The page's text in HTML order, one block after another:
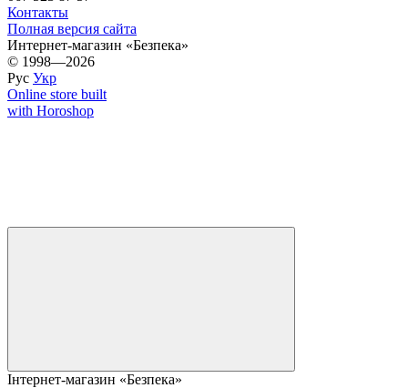
Контакты
Полная версия сайта
Интернет-магазин «Безпека»
© 1998—2026
Рус Укр
Online store built
with Horoshop
Інтернет-магазин «Безпека»